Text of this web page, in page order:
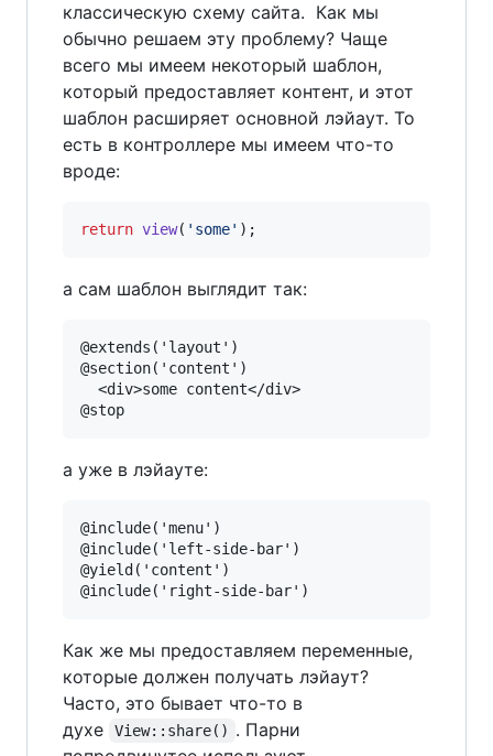
классическую схему сайта. Как мы
обычно решаем эту проблему? Чаще
всего мы имеем некоторый шаблон,
который предоставляет контент, и этот
шаблон расширяет основной лэйаут. То
есть в контроллере мы имеем что-то
вроде:
return view( ' some' );
а сам шаблон выглядит так:
@extends('layout')
@section('content')
  <div>some content</div>
@stop
а уже в лэйауте:
@include('menu')
@include('left-side-bar')
@yield('content')
Как же мы предоставляем переменные,
которые должен получать лэйаут?
Часто, это бывает что-то в
духе
View::share() . Парни